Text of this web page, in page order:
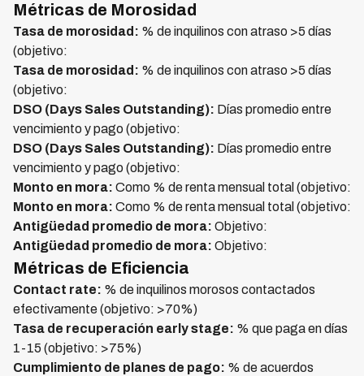
Métricas de Morosidad
Tasa de morosidad: % de inquilinos con atraso >5 días
(objetivo:
Tasa de morosidad: % de inquilinos con atraso >5 días
(objetivo:
DSO (Days Sales Outstanding): Días promedio entre
vencimiento y pago (objetivo:
DSO (Days Sales Outstanding): Días promedio entre
vencimiento y pago (objetivo:
Monto en mora: Como % de renta mensual total (objetivo:
Monto en mora: Como % de renta mensual total (objetivo:
Antigüedad promedio de mora: Objetivo:
Antigüedad promedio de mora: Objetivo:
Métricas de Eficiencia
Contact rate: % de inquilinos morosos contactados
efectivamente (objetivo: >70%)
Tasa de recuperación early stage: % que paga en días
1-15 (objetivo: >75%)
Cumplimiento de planes de pago: % de acuerdos